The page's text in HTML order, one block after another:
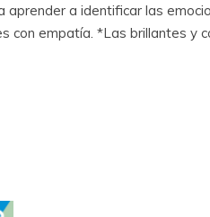
a identificar las
con empatía. *Las brillantes y